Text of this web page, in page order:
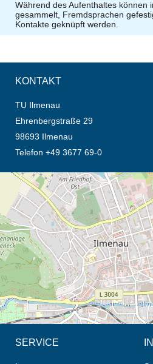
Während des Aufenthaltes können
gesammelt, Fremdsprachen
Kontakte geknüpft werden.
KONTAKT
TU Ilmenau
Ehrenbergstraße 29
98693 Ilmenau
Telefon +49 3677 69-0
Öffnet die Anfahrtsbeschreibung in
SERVICE